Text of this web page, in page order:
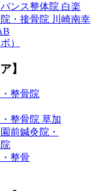
ンス整体院 白楽
・接骨院 川崎南幸
）
】
整骨院
整骨院 草加
前鍼灸院・
整骨